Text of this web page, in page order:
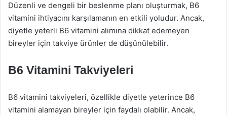
Düzenli ve dengeli bir beslenme planı oluşturmak, B6
vitamini ihtiyacını karşılamanın en etkili yoludur. Ancak,
diyetle yeterli B6 vitamini alımına dikkat edemeyen
bireyler için takviye ürünler de düşünülebilir.
B6 Vitamini Takviyeleri
B6 vitamini takviyeleri, özellikle diyetle yeterince B6
vitamini alamayan bireyler için faydalı olabilir. Ancak,